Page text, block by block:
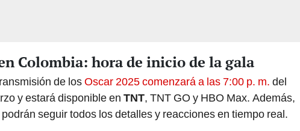
Colombia: hora de inicio de la gala
de losOscar 2025 comenzará a las 7:00 p. m. del
y estará disponible en TNT, TNT GO y HBO Max. Además,
seguir todos los detalles y reacciones en tiempo real.